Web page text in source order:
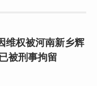
维权被河南新乡辉
被刑事拘留